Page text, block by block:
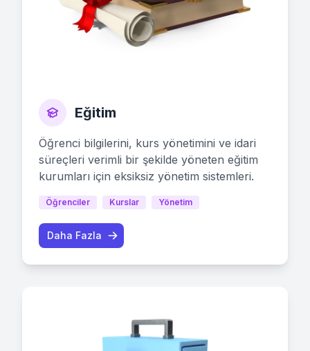
Eğitim
Öğrenci bilgilerini, kurs yönetimini ve idari
süreçleri verimli bir şekilde yöneten eğitim
kurumları için eksiksiz yönetim sistemleri.
Öğrenciler Kurslar Yönetim
Daha Fazla